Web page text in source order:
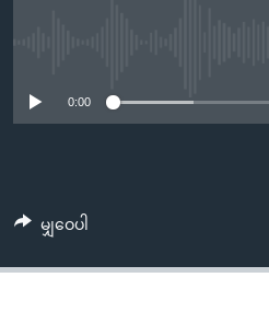
ပင်မ
စာမျက်နှာ
ကျော်
ရုပ်ရှင်ထဲက အင်္ဂလိပ်စာ
တီဗွီ
ရေဒီယို/တီဗွီအစီအစဉ်
ဗွီအိုအေ လူမှုကွန်ယက်များ
0:00
မျှဝေပါ